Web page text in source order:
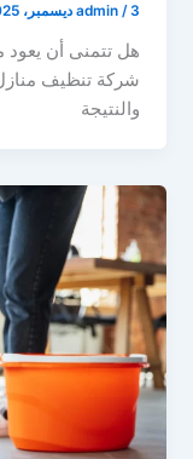
admin /3 ديسمبر، 2025
هل تتمنى أن يعود
شركة تنظيف منازل
والنتيجة